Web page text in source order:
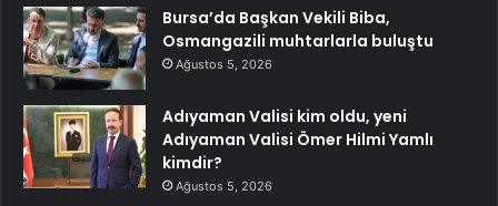
Bursa’da Başkan Vekili Biba,
Osmangazili muhtarlarla buluştu
Ağustos 5, 2026
Adıyaman Valisi kim oldu, yeni
Adıyaman Valisi Ömer Hilmi Yamlı
kimdir?
Ağustos 5, 2026